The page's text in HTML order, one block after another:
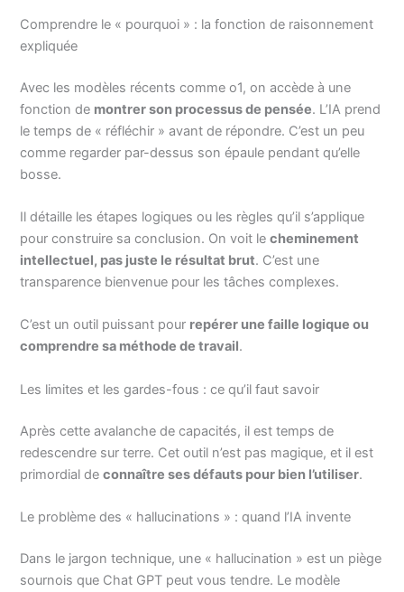
Comprendre le « pourquoi » : la fonction de raisonnement
expliquée
Avec les modèles récents comme o1, on accède à une
fonction de montrer son processus de pensée. L’IA prend
le temps de « réfléchir » avant de répondre. C’est un peu
comme regarder par-dessus son épaule pendant qu’elle
bosse.
Il détaille les étapes logiques ou les règles qu’il s’applique
pour construire sa conclusion. On voit lecheminement
intellectuel, pas juste le résultat brut. C’est une
transparence bienvenue pour les tâches complexes.
C’est un outil puissant pour repérer une faille logique ou
comprendre sa méthode de travail.
Les limites et les gardes-fous : ce qu’il faut savoir
Après cette avalanche de capacités, il est temps de
redescendre sur terre. Cet outil n’est pas magique, et il est
primordial deconnaître ses défauts pour bien l’utiliser.
Le problème des « hallucinations » : quand l’IA invente
Dans le jargon technique, une « hallucination » est un piège
sournois que Chat GPT peut vous tendre. Le modèle